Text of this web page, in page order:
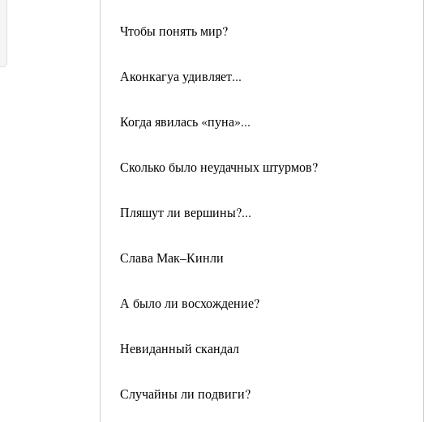
Чтобы понять мир?
Аконкагуа удивляет...
Когда явилась «пуна»...
Сколько было неудачных штурмов?
Пляшут ли вершины?...
Слава Мак–Кинли
А было ли восхождение?
Невиданный скандал
Случайны ли подвиги?